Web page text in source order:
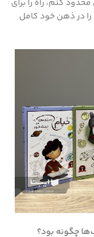
کنم، راه را برای
در ذهن خود کامل
چگونه بود؟